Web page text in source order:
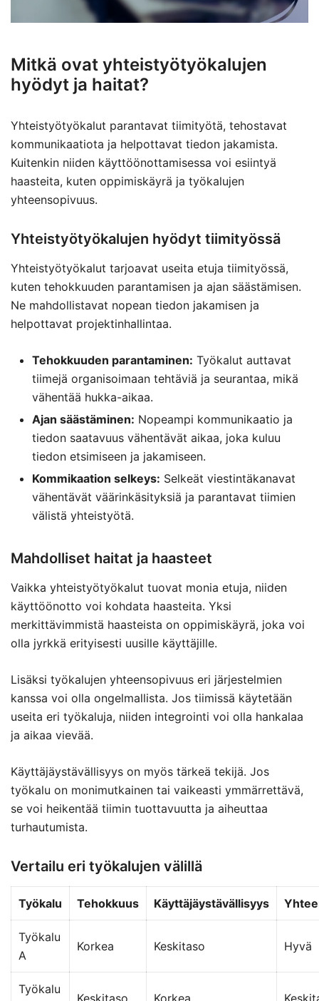
Mitkä ovat yhteistyötyökalujen
hyödyt ja haitat?
Yhteistyötyökalut parantavat tiimityötä, tehostavat
kommunikaatiota ja helpottavat tiedon jakamista.
Kuitenkin niiden käyttöönottamisessa voi esiintyä
haasteita, kuten oppimiskäyrä ja työkalujen
yhteensopivuus.
Yhteistyötyökalujen hyödyt tiimityössä
Yhteistyötyökalut tarjoavat useita etuja tiimityössä,
kuten tehokkuuden parantamisen ja ajan säästämisen.
Ne mahdollistavat nopean tiedon jakamisen ja
helpottavat projektinhallintaa.
Tehokkuuden parantaminen: Työkalut auttavat
tiimejä organisoimaan tehtäviä ja seurantaa, mikä
vähentää hukka-aikaa.
Ajan säästäminen: Nopeampi kommunikaatio ja
tiedon saatavuus vähentävät aikaa, joka kuluu
tiedon etsimiseen ja jakamiseen.
Kommikaation selkeys: Selkeät viestintäkanavat
vähentävät väärinkäsityksiä ja parantavat tiimien
välistä yhteistyötä.
Mahdolliset haitat ja haasteet
Vaikka yhteistyötyökalut tuovat monia etuja, niiden
käyttöönotto voi kohdata haasteita. Yksi
merkittävimmistä haasteista on oppimiskäyrä, joka voi
olla jyrkkä erityisesti uusille käyttäjille.
Lisäksi työkalujen yhteensopivuus eri järjestelmien
kanssa voi olla ongelmallista. Jos tiimissä käytetään
useita eri työkaluja, niiden integrointi voi olla hankalaa
ja aikaa vievää.
Käyttäjäystävällisyys on myös tärkeä tekijä. Jos
työkalu on monimutkainen tai vaikeasti ymmärrettävä,
se voi heikentää tiimin tuottavuutta ja aiheuttaa
turhautumista.
Vertailu eri työkalujen välillä
Työkalu Tehokkuus Käyttäjäystävällisyys
Työkalu
A
Korkea Keskitaso Hyvä
Työkalu
Keskitaso Korkea